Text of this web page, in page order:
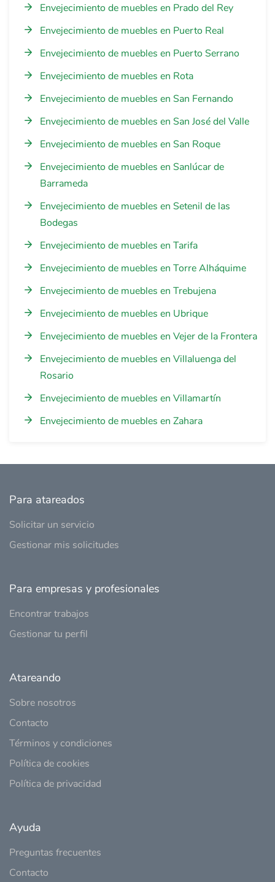
Envejecimiento de muebles en Prado del Rey
Envejecimiento de muebles en Puerto Real
Envejecimiento de muebles en Puerto Serrano
Envejecimiento de muebles en Rota
Envejecimiento de muebles en San Fernando
Envejecimiento de muebles en San José del Valle
Envejecimiento de muebles en San Roque
Envejecimiento de muebles en Sanlúcar de
Barrameda
Envejecimiento de muebles en Setenil de las
Bodegas
Envejecimiento de muebles en Tarifa
Envejecimiento de muebles en Torre Alháquime
Envejecimiento de muebles en Trebujena
Envejecimiento de muebles en Ubrique
Envejecimiento de muebles en Vejer de la Frontera
Envejecimiento de muebles en Villaluenga del
Rosario
Envejecimiento de muebles en Villamartín
Envejecimiento de muebles en Zahara
Para atareados
Solicitar un servicio
Gestionar mis solicitudes
Para empresas y profesionales
Encontrar trabajos
Gestionar tu perfil
Atareando
Sobre nosotros
Contacto
Términos y condiciones
Política de cookies
Política de privacidad
Ayuda
Preguntas frecuentes
Contacto